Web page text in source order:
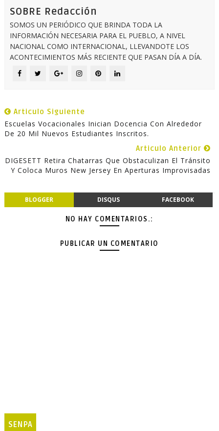
SOBRE Redacción
SOMOS UN PERIÓDICO QUE BRINDA TODA LA
INFORMACIÓN NECESARIA PARA EL PUEBLO, A NIVEL
NACIONAL COMO INTERNACIONAL, LLEVANDOTE LOS
ACONTECIMIENTOS MÁS RECIENTE QUE PASAN DÍA A DÍA.
Articulo Siguiente
Escuelas Vocacionales Inician Docencia Con Alrededor
De 20 Mil Nuevos Estudiantes Inscritos.
Articulo Anterior
DIGESETT Retira Chatarras Que Obstaculizan El Tránsito
Y Coloca Muros New Jersey En Aperturas Improvisadas
BLOGGER DISQUS FACEBOOK
NO HAY COMENTARIOS.:
PUBLICAR UN COMENTARIO
SENPA